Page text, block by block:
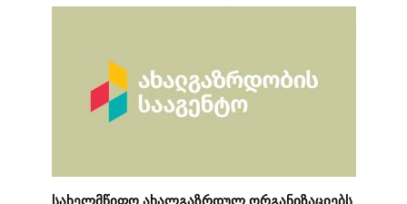
სახელმწიფო ახალგაზრდულ ორგანიზაციებს